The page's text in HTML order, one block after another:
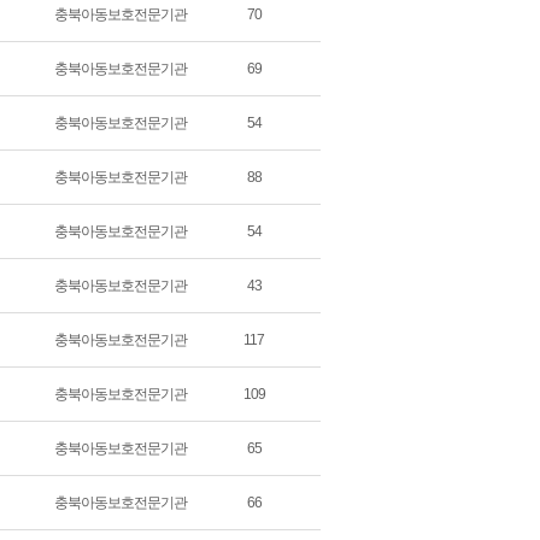
충북아동보호전문기관 70
충북아동보호전문기관 69
충북아동보호전문기관 54
충북아동보호전문기관 88
충북아동보호전문기관 54
충북아동보호전문기관 43
충북아동보호전문기관 117
충북아동보호전문기관 109
충북아동보호전문기관 65
충북아동보호전문기관 66